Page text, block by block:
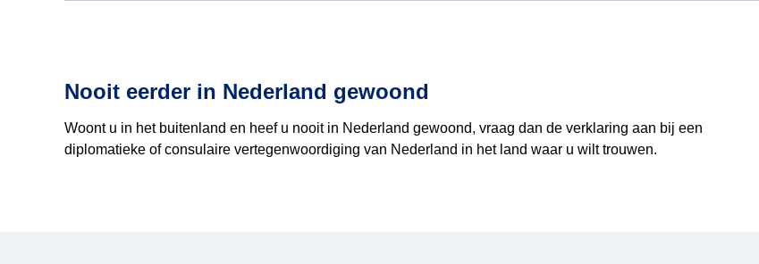
Nooit eerder in Nederland gewoond
Woont u in het buitenland en heef u nooit in Nederland gewoond, vraag dan de verklaring aan bij een
diplomatieke of consulaire vertegenwoordiging van Nederland in het land waar u wilt trouwen.